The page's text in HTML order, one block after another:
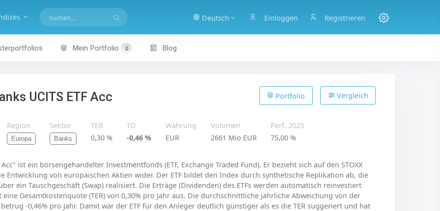
Deutsch Einloggen Registrieren
Mein Portfolio 0 Blog
UCITS ETF Acc Vergleich
Portfolio
Region
Europa
Sektor
Banks
TER
0,30 %
TD
-0,46 %
Währung
EUR
Volumen
2661 Mio EUR
Perf. 2025
75,00 %
Acc" ist ein börsengehandelter Investmentfonds (ETF, Exchange Traded Fund). Er bezieht sich auf den STOXX
Entwicklung von europäischen Aktien wider. Der ETF bildet den Index durch synthetische Replikation ab, die
ein Tauschgeschäft (Swap) realisiert. Die Erträge (Dividenden) des ETFs werden automatisch reinvestiert
Gesamtkostenquote (TER) von 0,30% pro Jahr aus. Die durchschnittliche jährliche Abweichung von der
-0,46% pro Jahr. Damit war der ETF für den Anleger deutlich günstiger als es die TER suggeriert und hat